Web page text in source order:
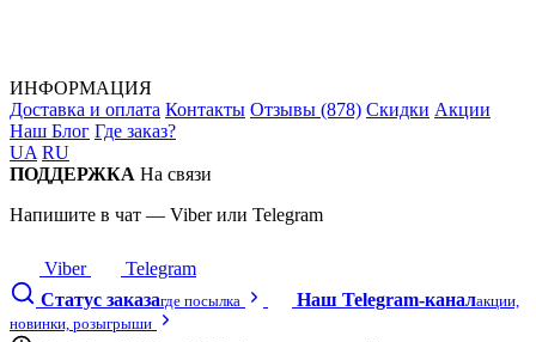
ИНФОРМАЦИЯ
Доставка и оплата Контакты Отзывы (878) Скидки Акции
Наш Блог Где заказ?
UA RU
ПОДДЕРЖКА На связи
Напишите в чат — Viber или Telegram
Viber
Telegram
Статус заказагде посылка Наш Telegram-каналакции,
новинки, розыгрыши